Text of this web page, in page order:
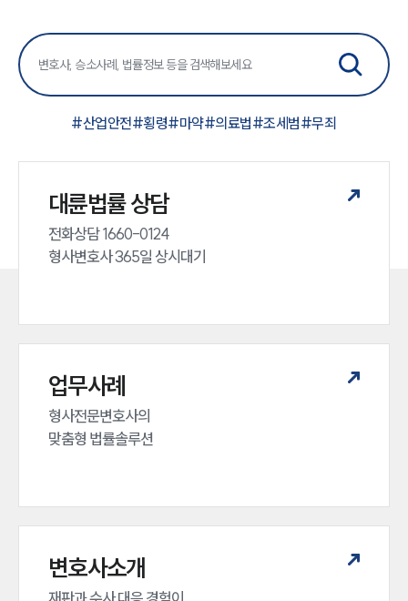
만화로 보는 사례
#산업안전#횡령#마약#의료법#조세범#무죄
대륜법률 상담
전화상담 1660-0124
형사변호사 365일 상시대기
업무사례
형사전문변호사의
맞춤형 법률솔루션
변호사소개